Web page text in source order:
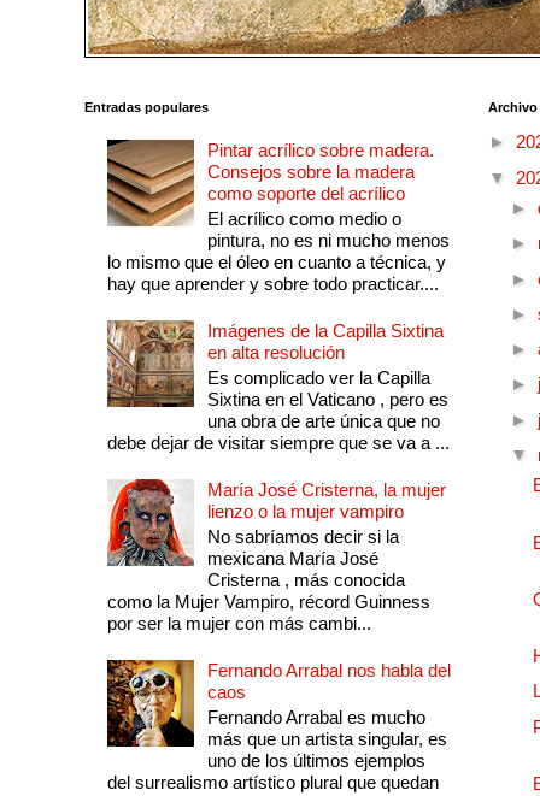
Entradas populares
Pintar acrílico sobre madera.
Consejos sobre la madera
como soporte del acrílico
El acrílico como medio o
pintura, no es ni mucho menos
lo mismo que el óleo en cuanto a técnica, y
hay que aprender y sobre todo practicar....
Imágenes de la Capilla Sixtina
en alta resolución
Es complicado ver la Capilla
Sixtina en el Vaticano , pero es
una obra de arte única que no
debe dejar de visitar siempre que se va a ...
María José Cristerna, la mujer
lienzo o la mujer vampiro
No sabríamos decir si la
mexicana María José
Cristerna , más conocida
como la Mujer Vampiro, récord Guinness
por ser la mujer con más cambi...
Fernando Arrabal nos habla del
caos
Fernando Arrabal es mucho
más que un artista singular, es
uno de los últimos ejemplos
del surrealismo artístico plural que quedan
►
▼
►
►
►
►
►
►
►
▼